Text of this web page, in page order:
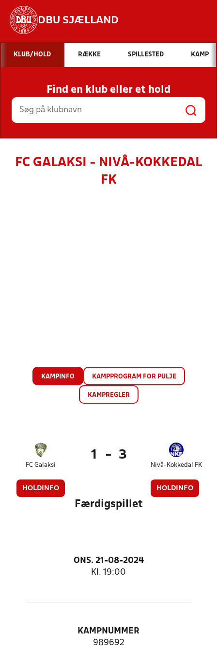
DBU SJÆLLAND
Hvad vil du søge efter?
INDHOLD OG NYHEDER
STILLINGER, RESULTATER, KLUBBER OG
HOLD
KLUB/HOLD RÆKKE SPILLESTED KAMP
Find en klub eller et hold
FC GALAKSI - NIVÅ-KOKKEDAL
FK
KAMPINFO KAMPPROGRAM FOR PULJE
KAMPREGLER
FC Galaksi
HOLDINFO
1 - 3
Nivå-Kokkedal FK
HOLDINFO
Færdigspillet
ONS. 21-08-2024
Kl. 19:00
KAMPNUMMER
989692